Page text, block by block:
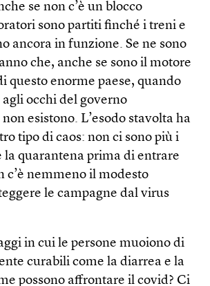
se non c’è un blocco
sono partiti finché i treni e
ancora in funzione. Se ne sono
che, anche se sono il motore
questo enorme paese, quando
occhi del governo
esistono. L’esodo stavolta ha
tipo di caos: non ci sono più i
la quarantena prima di entrare
c’è nemmeno il modesto
le campagne dal virus
in cui le persone muoiono di
curabili come la diarrea e la
possono affrontare il covid? Ci